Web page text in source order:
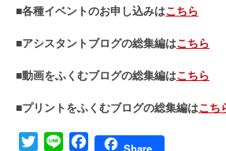
■各種イベントのお申し込みはこちら
■アシスタントブログの総集編はこちら
■動画をふくむブログの総集編はこちら
■プリントをふくむブログの総集編はこち
TwitterLine Facebook